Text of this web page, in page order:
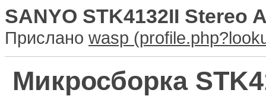
SANYO STK4132II Stereo
Прислано wasp
Микросборка